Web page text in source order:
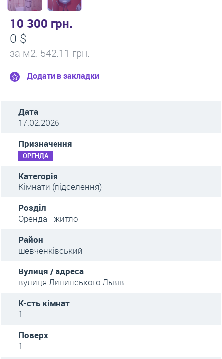
10 300 грн.
0 $
за м2: 542.11 грн.
Додати в закладки
Дата
17.02.2026
Призначення
ОРЕНДА
Категорія
Кімнати (підселення)
Розділ
Оренда - житло
Район
шевченківський
Вулиця / адреса
вулиця Липинського Львів
К-сть кімнат
1
Поверх
1